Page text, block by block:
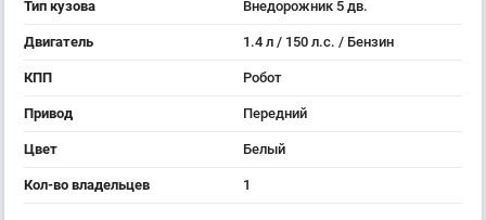
Тип кузова Внедорожник 5 дв.
Двигатель 1.4 л / 150 л.с. / Бензин
КПП Робот
Привод Передний
Цвет Белый
Кол-во владельцев 1